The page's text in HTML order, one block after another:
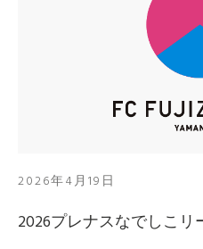
2026年4月19日
2026プレナスなでしこリ